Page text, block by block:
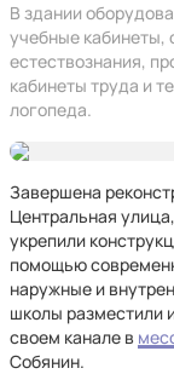
В здании
учебные кабинеты,
естествознания,
кабинеты труда и
логопеда.
Завершена
Центральная
укрепили
помощью
наружные и
школы разместили
своем канале в
Собянин.